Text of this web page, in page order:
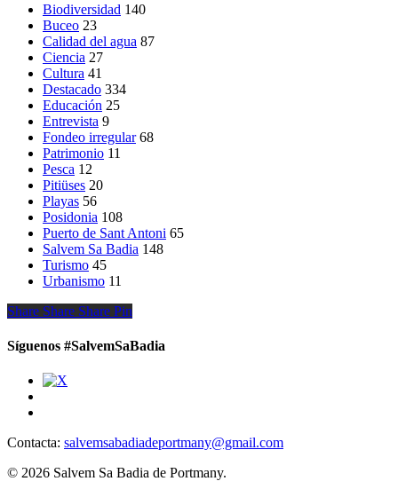
Biodiversidad 140
Buceo 23
Calidad del agua 87
Ciencia 27
Cultura 41
Destacado 334
Educación 25
Entrevista 9
Fondeo irregular 68
Patrimonio 11
Pesca 12
Pitiüses 20
Playas 56
Posidonia 108
Puerto de Sant Antoni 65
Salvem Sa Badia 148
Turismo 45
Urbanismo 11
Share
Share Share Share Pin
Síguenos #SalvemSaBadia
Contacta: salvemsabadiadeportmany@gmail.com
© 2026 Salvem Sa Badia de Portmany.